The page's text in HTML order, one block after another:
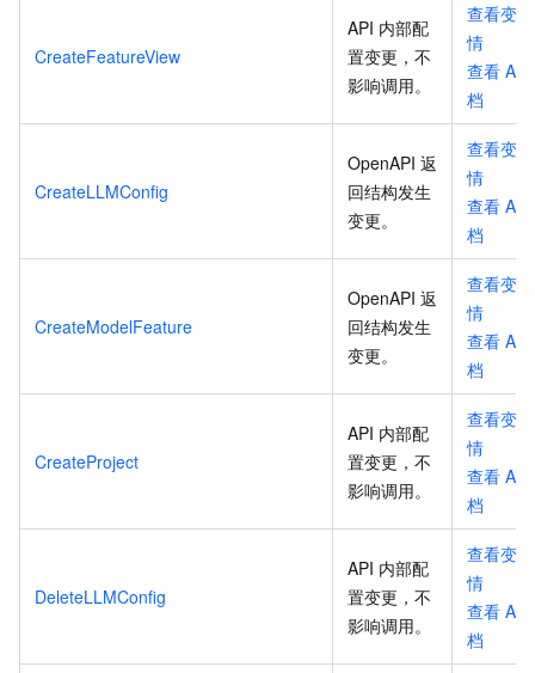
CreateFeatureView
API 内部配
置变更，不
影响调用。
查看变
情
查看 API
档
CreateLLMConfig
OpenAPI 返
回结构发生
变更。
查看变
情
查看 API
档
CreateModelFeature
OpenAPI 返
回结构发生
变更。
查看变
情
查看 API
档
CreateProject
API 内部配
置变更，不
影响调用。
查看变
情
查看 API
档
DeleteLLMConfig
API 内部配
置变更，不
影响调用。
查看变
情
查看 API
档